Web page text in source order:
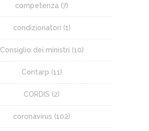
competenza (7)
condizionatori (1)
Consiglio dei ministri (10)
Contarp (11)
CORDIS (2)
coronavirus (102)